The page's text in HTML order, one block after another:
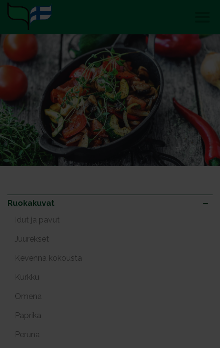
Ruokakuvat
Idut ja pavut
Juurekset
Kevennä kokousta
Kurkku
Omena
Paprika
Peruna